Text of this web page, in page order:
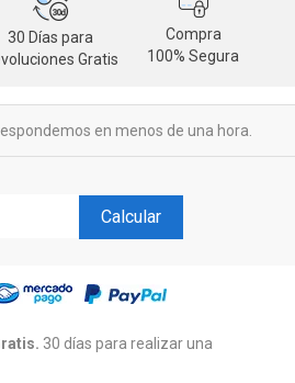
30 Días para
Gratis
Compra
100% Segura
en menos de una hora.
Calcular
30 días para realizar una